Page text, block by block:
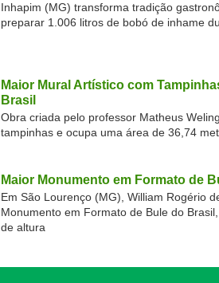
Inhapim (MG) transforma tradição
preparar 1.006 litros de bobó de inhame
Maior Mural Artístico com
Brasil
Obra criada pelo professor Matheus
tampinhas e ocupa uma área de 36,74
Maior Monumento em Formato de
Em São Lourenço (MG), William Rogério
Monumento em Formato de Bule do
de altura